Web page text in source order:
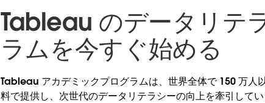
Tableau のデータリテ
ラムを今すぐ始める
Tableau アカデミックプログラムは、世界全体で 150 万
料で提供し、次世代のデータリテラシーの向上を牽引してい